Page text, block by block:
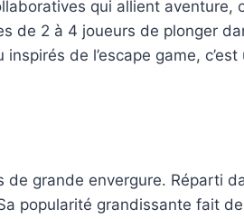
qui allient aventure,
de 2 à 4 joueurs de plonger
de l’escape game,
grande envergure. Réparti
popularité grandissante fait